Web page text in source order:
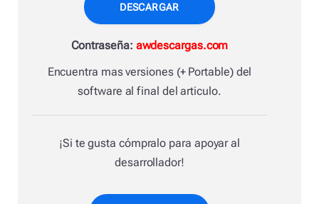
DESCARGAR
Contraseña: awdescargas.com
Encuentra mas versiones (+ Portable) del
software al final del articulo.
¡Si te gusta cómpralo para apoyar al
desarrollador!